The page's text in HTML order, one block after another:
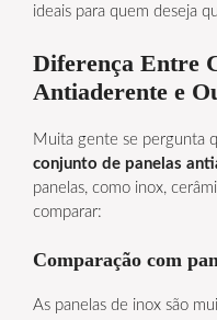
ideais para quem deseja
Diferença Entre
Antiaderente e
Muita gente se pergunta
conjunto de panelas
panelas, como inox,
comparar:
Comparação com
As panelas de inox são